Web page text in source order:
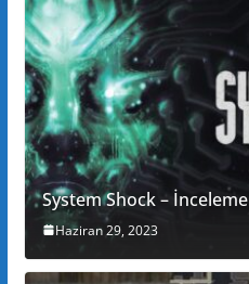
System Shock – İnceleme
Haziran 29, 2023